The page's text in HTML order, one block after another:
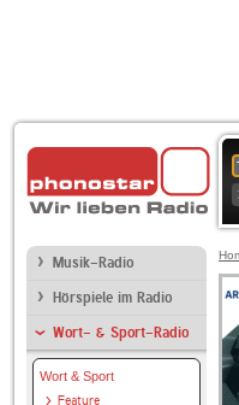
Musik-Radio
Hörspiele im Radio
Wort- & Sport-Radio
Wort & Sport
Feature